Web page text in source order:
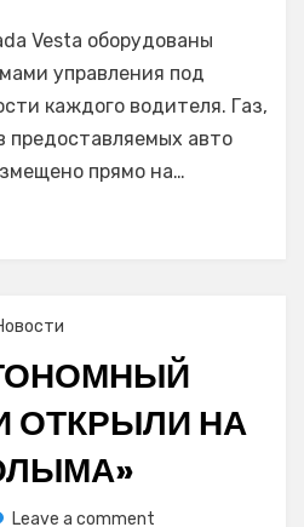
шесть
машин
предоставили
на
производстве
Vesta оборудованы
управления под
каждого водителя. Газ,
предоставляемых авто
прямо на…
ОТКРЫЛИ НА
Leave a comment